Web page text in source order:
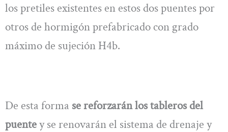
los pretiles existentes en estos dos puentes por
otros de hormigón prefabricado con grado
máximo de sujeción H4b.
De esta forma se reforzarán los tableros del
puentey se renovarán el sistema de drenaje y